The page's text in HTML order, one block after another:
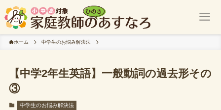
ホーム 中学生のお悩み解決法
【中学2年生英語】一般動詞の過去形その
③
中学生のお悩み解決法